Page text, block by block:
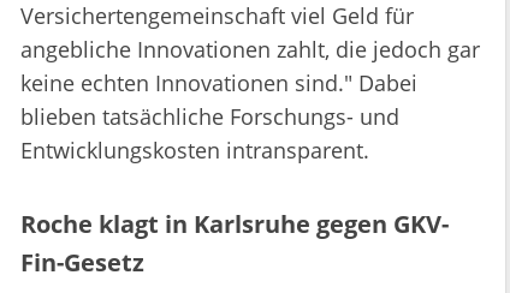
Versichertengemeinschaft viel Geld für
angebliche Innovationen zahlt, die jedoch gar
keine echten Innovationen sind." Dabei
blieben tatsächliche Forschungs- und
Entwicklungskosten intransparent.
Roche klagt in Karlsruhe gegen GKV-
Fin-Gesetz